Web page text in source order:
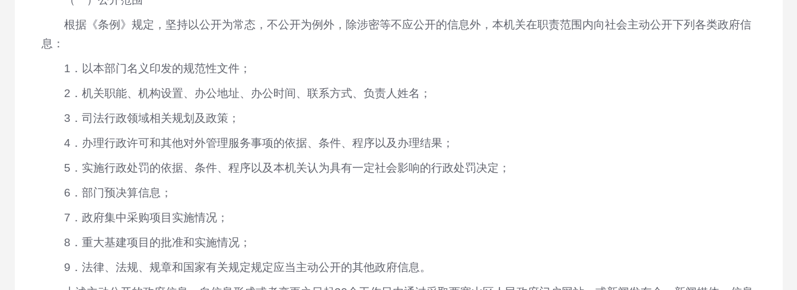
根据《条例》规定，坚持以公开为常态，不公开为例外，除涉密等不应公开的信息外，本机关在职责范围内向社会主动公开下列各类政府信
息：
1．以本部门名义印发的规范性文件；
2．机关职能、机构设置、办公地址、办公时间、联系方式、负责人姓名；
3．司法行政领域相关规划及政策；
4．办理行政许可和其他对外管理服务事项的依据、条件、程序以及办理结果；
5．实施行政处罚的依据、条件、程序以及本机关认为具有一定社会影响的行政处罚决定；
6．部门预决算信息；
7．政府集中采购项目实施情况；
8．重大基建项目的批准和实施情况；
9．法律、法规、规章和国家有关规定规定应当主动公开的其他政府信息。